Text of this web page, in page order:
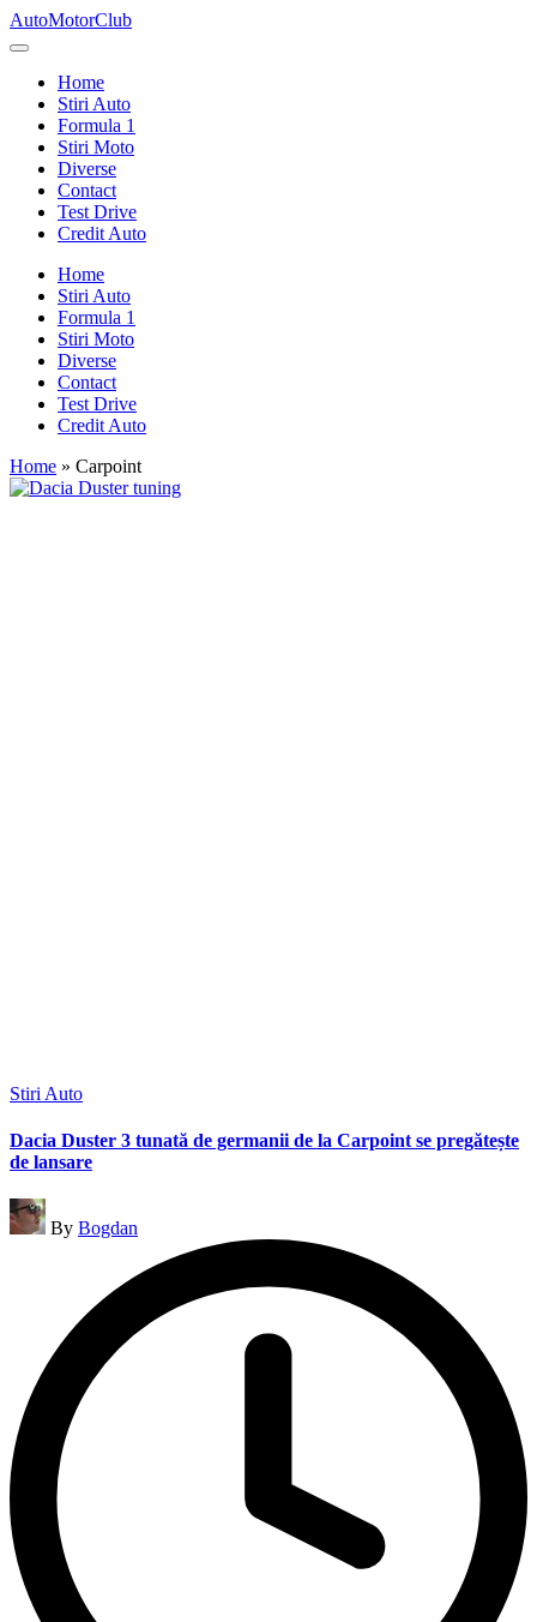
Skip
to
AutoMotorClub
Totul
masini
pasionatii
masini
Home
Stiri Auto
Formula 1
Stiri Moto
Diverse
Contact
Test Drive
Credit Auto
Home
Stiri Auto
Formula 1
Stiri Moto
Diverse
Contact
Test Drive
Credit Auto
Home » Carpoint
Posted
Stiri Auto
Dacia Duster 3 tunată de germanii de la Carpoint se pregătește
de lansare
Posted
by
By Bogdan